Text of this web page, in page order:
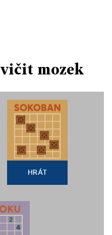
mozek
HRÁT